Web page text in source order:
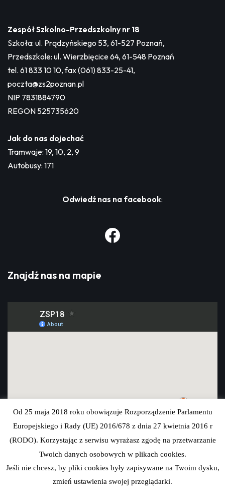
Zespół Szkolno-Przedszkolny nr 18
Szkoła: ul. Prądzyńskiego 53, 61-527 Poznań,
Przedszkole: ul. Wierzbięcice 64, 61-548 Poznań
tel. 61 833 10 10, fax (061) 833-25-41,
poczta@zs2poznan.pl
NIP 7831884790
REGON 525735620
Jak do nas dojechać
Tramwaje: 19, 10, 2, 9
Autobusy: 171
Odwiedź nas na facebook:
Znajdź nas na mapie
Od 25 maja 2018 roku obowiązuje Rozporządzenie Parlamentu
Europejskiego i Rady (UE) 2016/678 z dnia 27 kwietnia 2016 r
(RODO). Korzystając z serwisu wyrażasz zgodę na przetwarzanie
Twoich danych osobowych w plikach cookies.
Jeśli nie chcesz, by pliki cookies były zapisywane na Twoim dysku,
zmień ustawienia swojej przeglądarki.